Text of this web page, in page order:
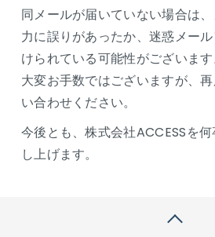
同メールが届いていない場合は
力に誤りがあったか、迷惑メー
けられている可能性がございます
大変お手数ではございますが、
い合わせください。
今後とも、株式会社ACCESSを
し上げます。